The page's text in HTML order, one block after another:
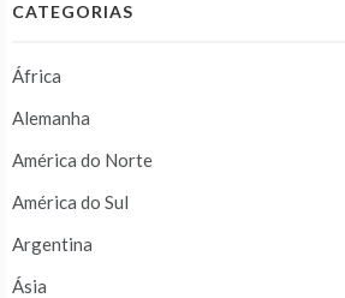
CATEGORIAS
África
Alemanha
América do Norte
América do Sul
Argentina
Ásia